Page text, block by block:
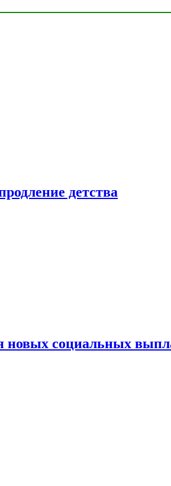
детства
новых социальных